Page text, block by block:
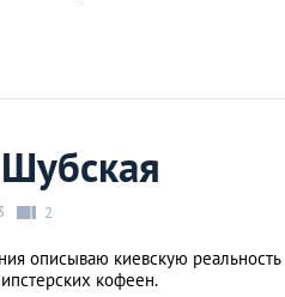
2
описываю киевскую реальность
кофеен.